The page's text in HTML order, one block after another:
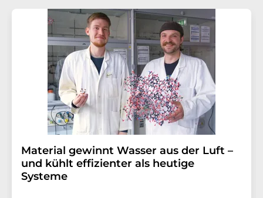
Material gewinnt Wasser aus der Luft –
und kühlt effizienter als heutige
Systeme